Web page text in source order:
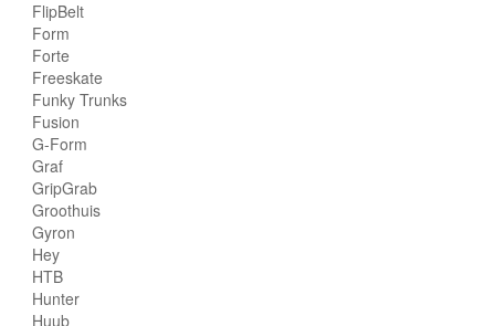
FlipBelt
Form
Forte
Freeskate
Funky Trunks
Fusion
G-Form
Graf
GripGrab
Groothuis
Gyron
Hey
HTB
Hunter
Huub